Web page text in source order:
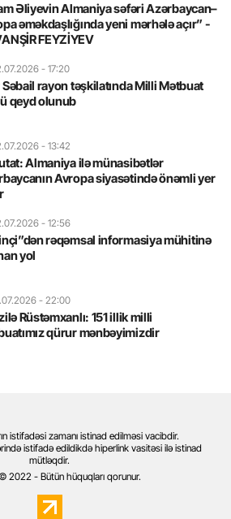
Əliyevin Almaniya səfəri Azərbaycan–
əməkdaşlığında yeni mərhələ açır” -
FEYZİYEV
- 17:20
Səbail rayon təşkilatında Milli Mətbuat
qeyd olunub
- 13:42
Almaniya ilə münasibətlər
Avropa siyasətində önəmli yer
- 12:56
rəqəmsal informasiya mühitinə
yol
- 22:00
Rüstəmxanlı: 151 illik milli
qürur mənbəyimizdir
istifadəsi zamanı istinad edilməsi vacibdir.
istifadə edildikdə hiperlink vasitəsi ilə istinad
mütləqdir.
2022 - Bütün hüquqları qorunur.